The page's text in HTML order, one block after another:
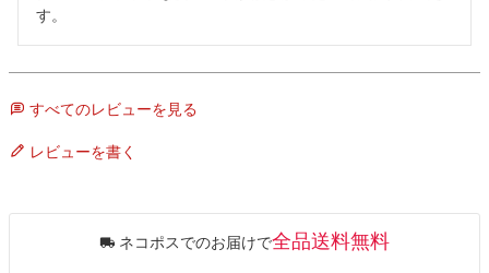
す。
すべてのレビューを見る
レビューを書く
ネコポスでのお届けで全品送料無料